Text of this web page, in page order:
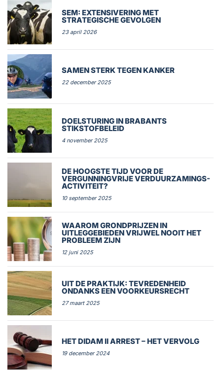
SEM: EXTENSIVERING MET
STRATEGISCHE GEVOLGEN
23 april 2026
SAMEN STERK TEGEN KANKER
22 december 2025
DOELSTURING IN BRABANTS
STIKSTOFBELEID
4 november 2025
DE HOOGSTE TIJD VOOR DE
VERGUNNINGVRIJE VERDUURZAMINGS-
ACTIVITEIT?
10 september 2025
WAAROM GRONDPRIJZEN IN
UITLEGGEBIEDEN VRIJWEL NOOIT HET
PROBLEEM ZIJN
12 juni 2025
UIT DE PRAKTIJK: TEVREDENHEID
ONDANKS EEN VOORKEURSRECHT
27 maart 2025
HET DIDAM II ARREST – HET VERVOLG
19 december 2024